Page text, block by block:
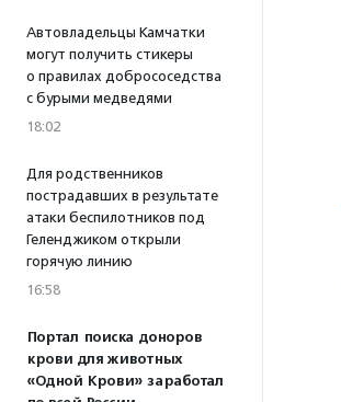
Автовладельцы Камчатки
могут получить стикеры
о правилах добрососедства
с бурыми медведями
18:02
Для родственников
пострадавших в результате
атаки беспилотников под
Геленджиком открыли
горячую линию
16:58
Портал поиска доноров
крови для животных
«Одной Крови» заработал